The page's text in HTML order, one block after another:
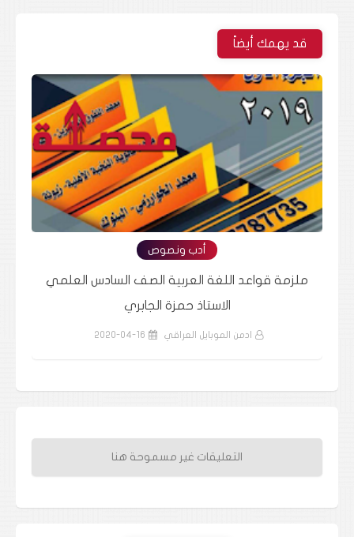
قد يهمك أيضاً
أدب ونصوص
ملزمة قواعد اللغة العربية السادس العلمي الاستاذ
عقيل ساجد الزبيدي
ادمن الموبايل العراقي 2020-04-16
التعليقات غير مسموحة هنا